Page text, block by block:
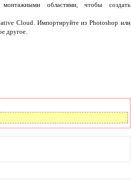
областями, чтобы создать
Cloud. Импортируйте из Photoshop или
другое.